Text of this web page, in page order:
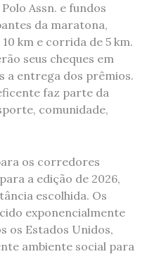
Assn. e fundos
da maratona,
km e corrida de 5 km.
seus cheques em
a entrega dos prêmios.
faz parte da
comunidade,
os corredores
a edição de 2026,
escolhida. Os
exponencialmente
os Estados Unidos,
ambiente social para